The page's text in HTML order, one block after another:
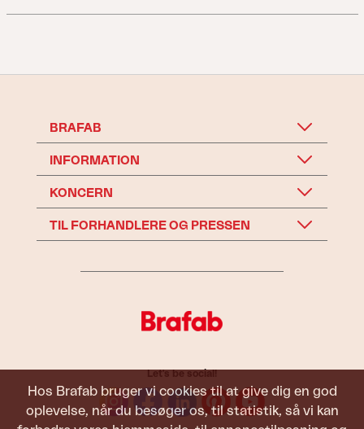
Hos Brafab bruger vi cookies til at give dig en god
oplevelse, når du besøger os, til statistik, så vi kan
BRAFAB
INFORMATION
KONCERN
TIL FORHANDLERE OG PRESSEN
Let's be social!